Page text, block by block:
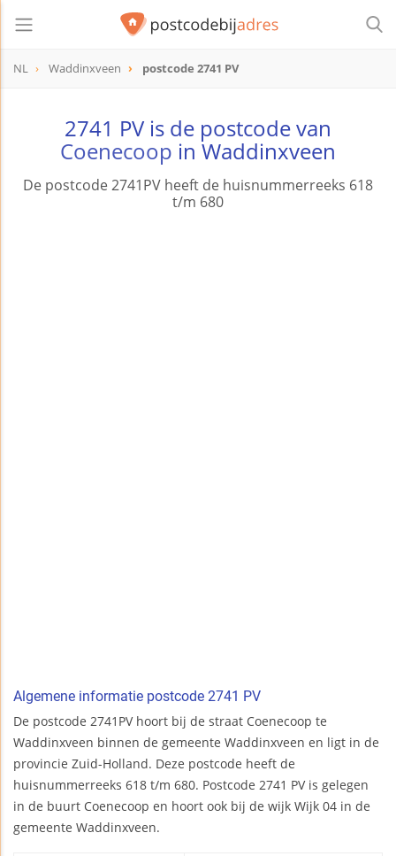
NL Waddinxveen postcode 2741 PV
2741 PV is de postcode van
Coenecoop in Waddinxveen
De postcode 2741PV heeft de huisnummerreeks 618
t/m 680
Algemene informatie postcode 2741 PV
De postcode 2741PV hoort bij de straat Coenecoop te
Waddinxveen binnen de gemeente Waddinxveen en ligt in de
provincie Zuid-Holland. Deze postcode heeft de
huisnummerreeks 618 t/m 680. Postcode 2741 PV is gelegen
in de buurt Coenecoop en hoort ook bij de wijk Wijk 04 in de
gemeente Waddinxveen.